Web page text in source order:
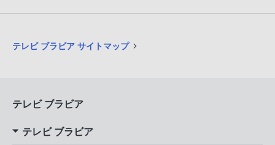
テレビ ブラビア サイトマップ
テレビ ブラビア
テレビ ブラビア